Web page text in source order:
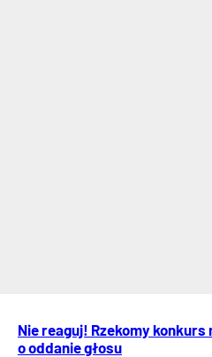
Nie reaguj! Rzekomy
o oddanie głosu